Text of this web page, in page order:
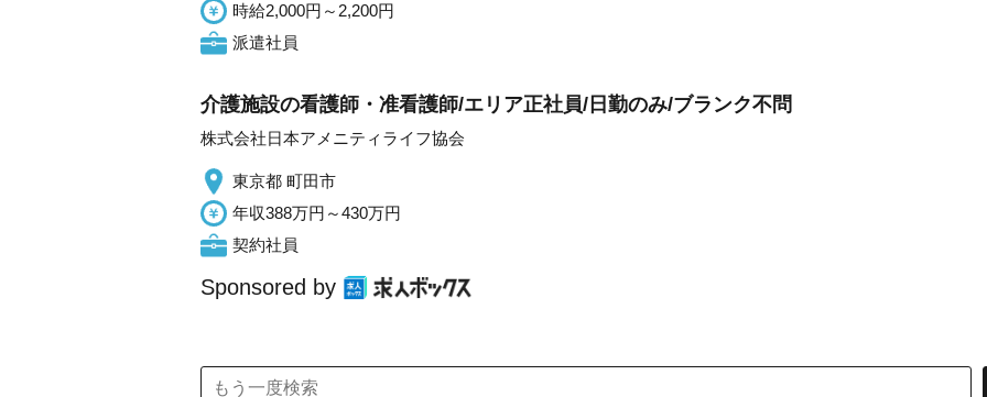
時給2,000円～2,200円
派遣社員
介護施設の看護師・准看護師/エリア正社員/日勤のみ/ブランク不問
株式会社日本アメニティライフ協会
東京都 町田市
年収388万円～430万円
契約社員
Sponsored by